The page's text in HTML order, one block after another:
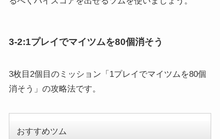
3-2:1プレイでマイツムを80個消そう
3枚目2個目のミッション「1プレイでマイツムを80個
消そう」の攻略法です。
おすすめツム